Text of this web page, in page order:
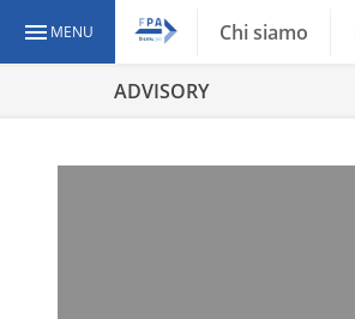
MENU Chi siamo
ADVISORY